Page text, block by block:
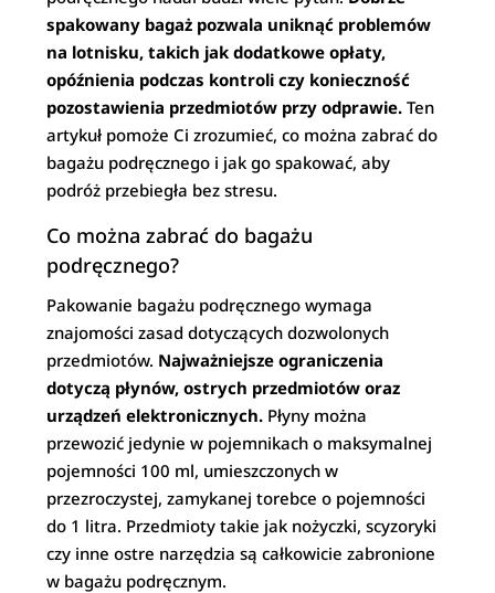
spakowany bagaż pozwala uniknąć problemów
na lotnisku, takich jak dodatkowe opłaty,
opóźnienia podczas kontroli czy konieczność
pozostawienia przedmiotów przy odprawie. Ten
artykuł pomoże Ci zrozumieć, co można zabrać do
bagażu podręcznego i jak go spakować, aby
podróż przebiegła bez stresu.
Co można zabrać do bagażu
podręcznego?
Pakowanie bagażu podręcznego wymaga
znajomości zasad dotyczących dozwolonych
przedmiotów. Najważniejsze ograniczenia
dotyczą płynów, ostrych przedmiotów oraz
urządzeń elektronicznych. Płyny można
przewozić jedynie w pojemnikach o maksymalnej
pojemności 100 ml, umieszczonych w
przezroczystej, zamykanej torebce o pojemności
do 1 litra. Przedmioty takie jak nożyczki, scyzoryki
czy inne ostre narzędzia są całkowicie zabronione
w bagażu podręcznym.